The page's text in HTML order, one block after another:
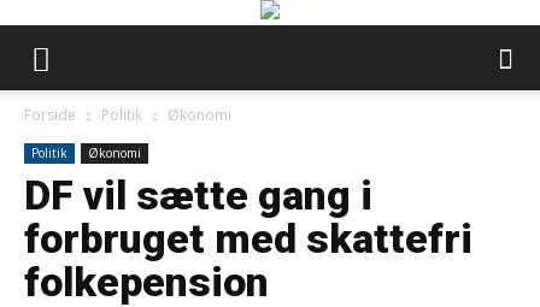
Forside Politik Økonomi
Politik Økonomi
DF vil sætte gang i
forbruget med skattefri
folkepension